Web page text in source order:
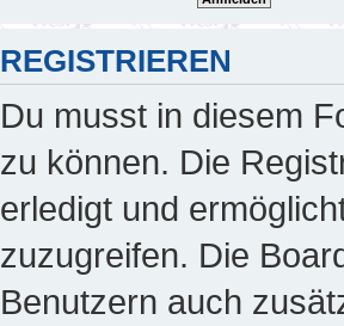
REGISTRIEREN
Du musst in diesem
zu können. Die
erledigt und
zuzugreifen. Die
Benutzern auch